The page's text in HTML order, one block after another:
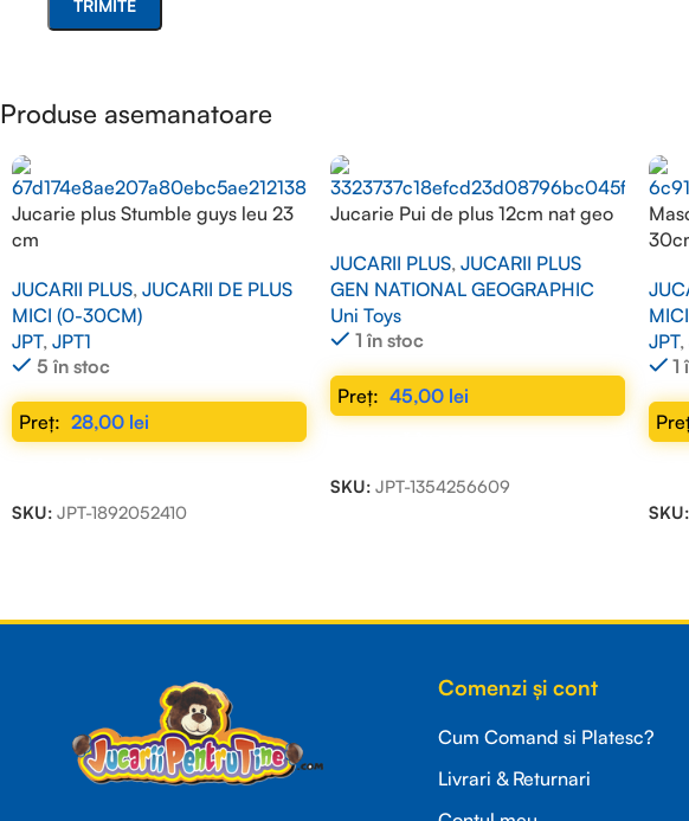
Produse asemanatoare
Jucarie plus Stumble guys leu 23
cm
JUCARII PLUS, JUCARII DE PLUS
MICI (0-30CM)
JPT, JPT1
5 în stoc
28,00 lei
SKU: JPT-1892052410
Jucarie Pui de plus 12cm nat geo
JUCARII PLUS, JUCARII PLUS
GEN NATIONAL GEOGRAPHIC
Uni Toys
1 în stoc
45,00 lei
SKU: JPT-1354256609
JPT,
1
SKU:
Comenzi și cont
Cum Comand si Platesc?
Livrari & Returnari